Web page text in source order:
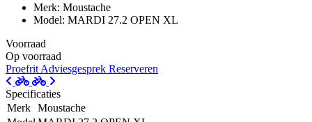
Merk: Moustache
Model: MARDI 27.2 OPEN XL
Voorraad
Op voorraad
Proefrit Adviesgesprek Reserveren
Specificaties
Merk Moustache